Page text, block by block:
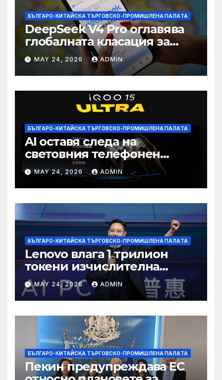
БЪЛГАРО-КИТАЙСКА ТЪРГОВСКО-ПРОМИШЛЕНА ПАЛAТА
DeepSeek V4 Pro оглавява
глобалната класация за
печалба след 75%
намаление на цената
MAY 24, 2026 ADMIN
БЪЛГАРО-КИТАЙСКА ТЪРГОВСКО-ПРОМИШЛЕНА ПАЛAТА
AI оставя следа на
световния телефонен
пазар
MAY 24, 2026 ADMIN
БЪЛГАРО-КИТАЙСКА ТЪРГОВСКО-ПРОМИШЛЕНА ПАЛAТА
Lenovo влага 1 трилион
токени изчислителна
мощност в AI екосистемата
MAY 24, 2026 ADMIN
БЪЛГАРО-КИТАЙСКА ТЪРГОВСКО-ПРОМИШЛЕНА ПАЛAТА
Пекин предупреждава ЕС